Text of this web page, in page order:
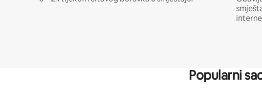
Popularni